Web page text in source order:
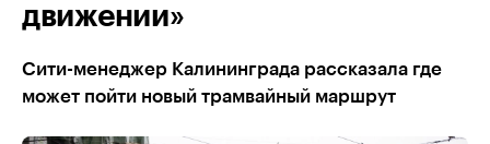
движении»
Сити-менеджер Калининграда рассказала где
может пойти новый трамвайный маршрут